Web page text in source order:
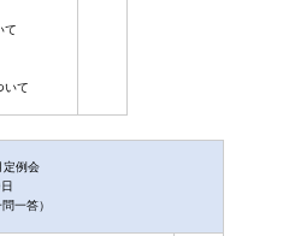
て
いて
定例会
一答）